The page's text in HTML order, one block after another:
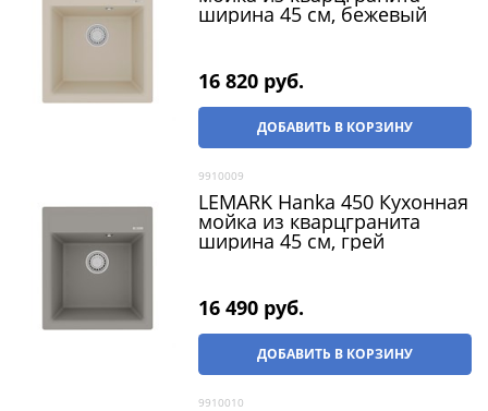
ширина 45 см, бежевый
16 820 руб.
ДОБАВИТЬ В КОРЗИНУ
9910009
LEMARK Hanka 450 Кухонная
мойка из кварцгранита
ширина 45 см, грей
16 490 руб.
ДОБАВИТЬ В КОРЗИНУ
9910010